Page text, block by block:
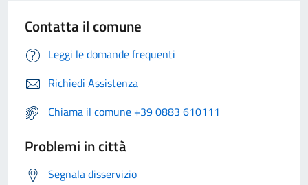
Contatta il comune
Leggi le domande frequenti
Richiedi Assistenza
Chiama il comune +39 0883 610111
Problemi in città
Segnala disservizio